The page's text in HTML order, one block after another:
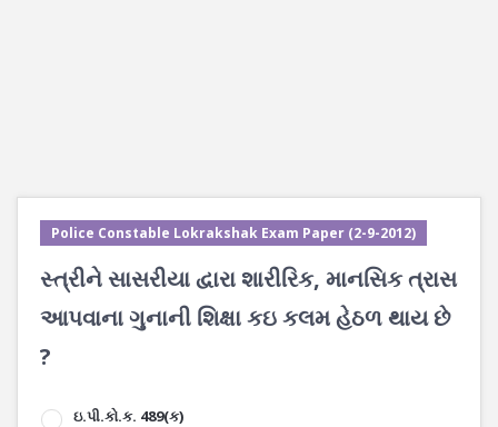
Police Constable Lokrakshak Exam Paper (2-9-2012)
સ્ત્રીને સાસરીયા દ્વારા શારીરિક, માનસિક ત્રાસ
આપવાના ગુનાની શિક્ષા કઇ કલમ હેઠળ થાય છે
?
ઇ.પી.કો.ક. 489(ક)